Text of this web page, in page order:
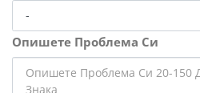
Опишете Проблема Си